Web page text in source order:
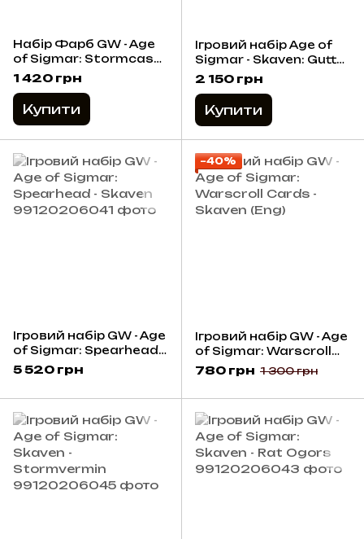
Набір Фарб GW - Age
of Sigmar: Stormcast
Eternals + Paint Set
(Eng/spa/port/latv/rm)
1 420 грн
Купити
Ігровий набір Age of
Sigmar - Skaven: Gutter
Runners
2 150 грн
Купити
Ігровий набір GW - Age
of Sigmar: Spearhead -
Skaven
5 520 грн
−40%
Ігровий набір GW - Age
of Sigmar: Warscroll
Cards - Skaven (Eng)
780 грн 1 300 грн